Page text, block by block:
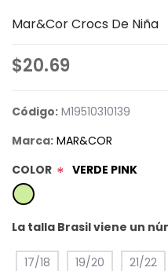
Mar&Cor Crocs De Niña
$20.69
Código: M19510310139
Marca: MAR&COR
COLOR * VERDE PINK
La talla Brasil viene un
17/18 19/20 21/22